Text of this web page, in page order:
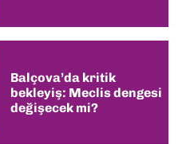
Balçova’da kritik
bekleyiş: Meclis dengesi
değişecek mi?